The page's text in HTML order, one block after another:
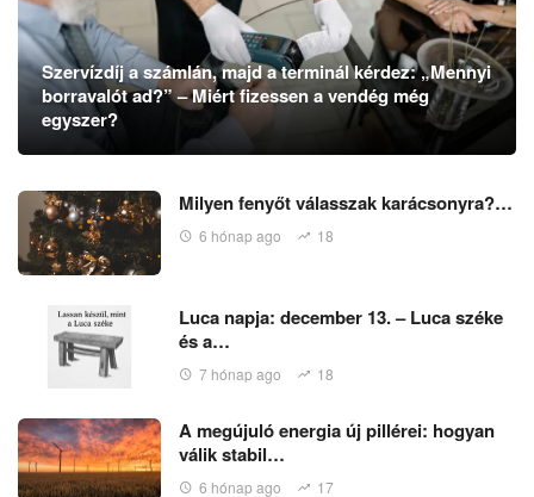
Szervízdíj a számlán, majd a terminál kérdez: „Mennyi
borravalót ad?” – Miért fizessen a vendég még
egyszer?
Milyen fenyőt válasszak karácsonyra?…
6 hónap ago 18
Luca napja: december 13. – Luca széke
és a…
7 hónap ago 18
A megújuló energia új pillérei: hogyan
válik stabil…
6 hónap ago 17